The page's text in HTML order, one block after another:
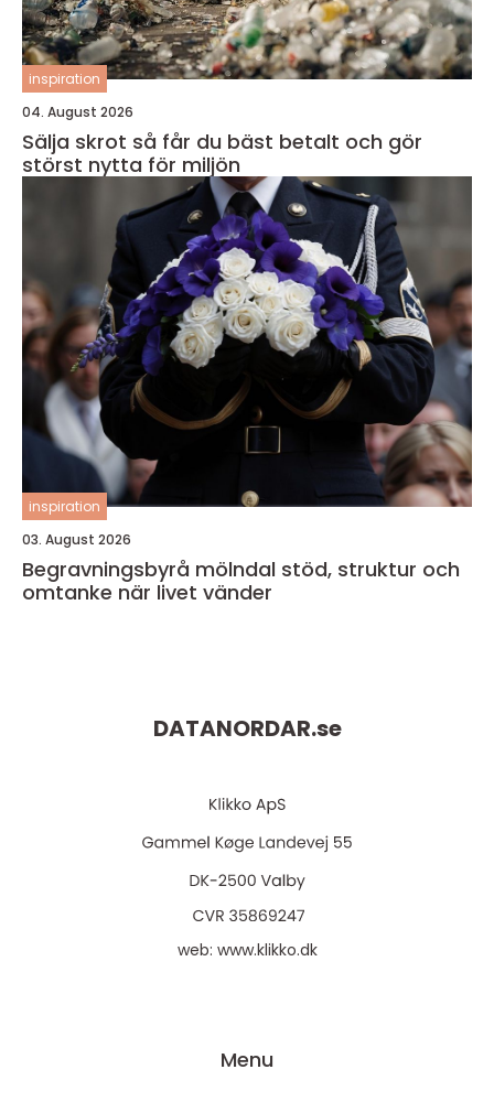
inspiration
04. August 2026
Sälja skrot så får du bäst betalt och gör
störst nytta för miljön
inspiration
03. August 2026
Begravningsbyrå mölndal stöd, struktur och
omtanke när livet vänder
DATANORDAR.se
web: www.klikko.dk
Menu